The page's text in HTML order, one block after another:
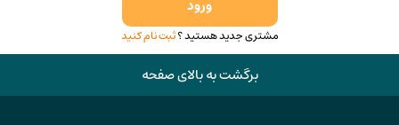
ورود
مشتری جدید هستید ؟ثبت نام کنید
برگشت به بالای صفحه